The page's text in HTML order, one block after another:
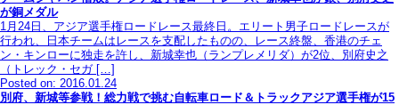
が銅メダル
1月24日、アジア選手権ロードレース最終日。エリート男子ロードレースが
行われ、日本チームはレースを支配したものの、レース終盤、香港のチェ
ン・キンローに独走を許し、新城幸也（ランプレメリダ）が2位、別府史之
（トレック・セガ […]
Posted on: 2016.01.24
別府、新城等参戦！総力戦で挑む自転車ロード＆トラックアジア選手権が15